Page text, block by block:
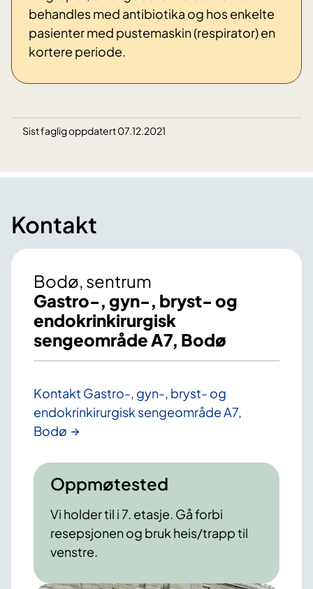
behandles med antibiotika og hos enkelte
pasienter med pustemaskin (respirator) en
kortere periode.
Sist faglig oppdatert 07.12.2021
Kontakt
Bodø, sentrum
Gastro-, gyn-, bryst- og
endokrinkirurgisk
sengeområde A7, Bodø
Kontakt Gastro-, gyn-, bryst- og
endokrinkirurgisk sengeområde A7,
Bodø
Oppmøtested
Vi holder til i 7. etasje. Gå forbi
resepsjonen og bruk heis/trapp til
venstre.